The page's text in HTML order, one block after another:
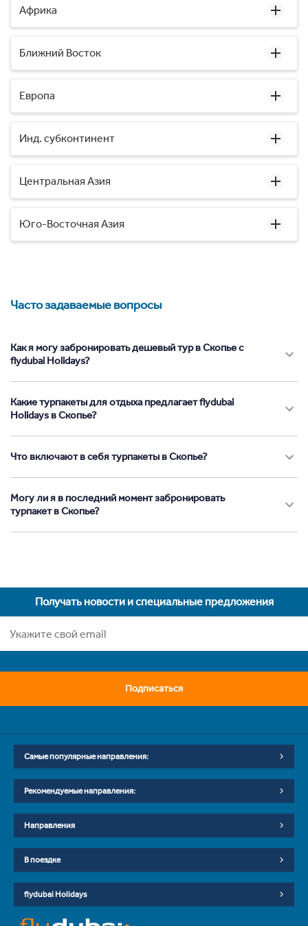
Африка
Ближний Восток
Европа
Инд. субконтинент
Центральная Азия
Юго-Восточная Азия
Часто задаваемые вопросы
Как я могу забронировать дешевый тур в Скопье с
flydubai Holidays?
Какие турпакеты для отдыха предлагает flydubai
Holidays в Скопье?
Что включают в себя турпакеты в Скопье?
Могу ли я в последний момент забронировать
турпакет в Скопье?
Получать новости и специальные предложения
Подписаться
Самые популярные направления:
Рекомендуемые направления:
Направления
В поездке
flydubai Holidays